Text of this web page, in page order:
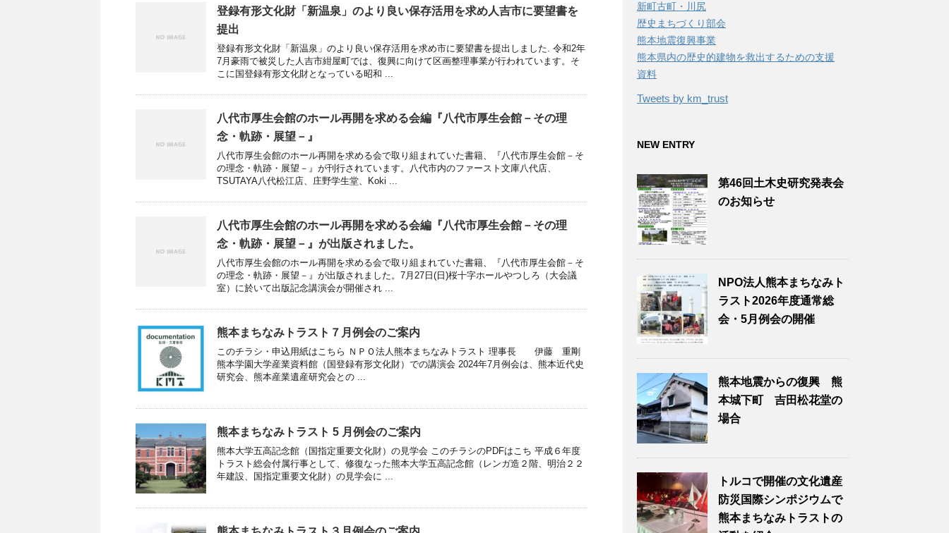
登録有形文化財「新温泉」のより良い保存活用を求め人吉市に要望書を
提出
登録有形文化財「新温泉」のより良い保存活用を求め市に要望書を提出しました. 令和2年
7月豪雨で被災した人吉市紺屋町では、復興に向けて区画整理事業が行われています。そ
こに国登録有形文化財となっている昭和 ...
八代市厚生会館のホール再開を求める会編『八代市厚生会館－その理
念・軌跡・展望－』
八代市厚生会館のホール再開を求める会で取り組まれていた書籍、『八代市厚生会館－そ
の理念・軌跡・展望－』が刊行されています。八代市内のファースト文庫八代店、
TSUTAYA八代松江店、庄野学生堂、Koki ...
八代市厚生会館のホール再開を求める会編『八代市厚生会館－その理
念・軌跡・展望－』が出版されました。
八代市厚生会館のホール再開を求める会で取り組まれていた書籍、『八代市厚生会館－そ
の理念・軌跡・展望－』が出版されました。7月27日(日)桜十字ホールやつしろ（大会議
室）に於いて出版記念講演会が開催され ...
熊本まちなみトラスト７月例会のご案内
このチラシ・申込用紙はこちら ＮＰＯ法人熊本まちなみトラスト 理事長 伊藤 重剛
熊本学園大学産業資料館（国登録有形文化財）での講演会 2024年7月例会は、熊本近代史
研究会、熊本産業遺産研究会との ...
熊本まちなみトラスト 5 月例会のご案内
熊本大学五高記念館（国指定重要文化財）の見学会 このチラシのPDFはこち 平成６年度
トラスト総会付属行事として、修復なった熊本大学五高記念館（レンガ造２階、明治２２
年建設、国指定重要文化財）の見学会に ...
新町古町・川尻
歴史まちづくり部会
熊本地震復興事業
熊本県内の歴史的建物を救出するための支援
資料
Tweets by km_trust
NEW ENTRY
第46回土木史研究発表会
のお知らせ
NPO法人熊本まちなみト
ラスト2026年度通常総
会・5月例会の開催
熊本地震からの復興 熊
本城下町 吉田松花堂の
場合
トルコで開催の文化遺産
防災国際シンポジウムで
熊本まちなみトラストの